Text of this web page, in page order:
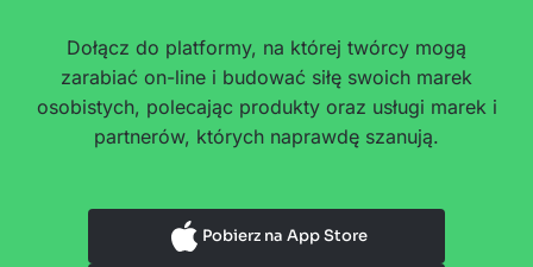
Dołącz do platformy, na której twórcy mogą
zarabiać on-line i budować siłę swoich marek
osobistych, polecając produkty oraz usługi marek i
partnerów, których naprawdę szanują.
Pobierz na App Store